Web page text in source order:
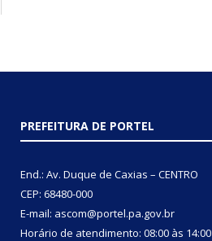
PREFEITURA DE PORTEL
End.: Av. Duque de Caxias – CENTRO
CEP: 68480-000
E-mail: ascom@portel.pa.gov.br
Horário de atendimento: 08:00 às 14:00